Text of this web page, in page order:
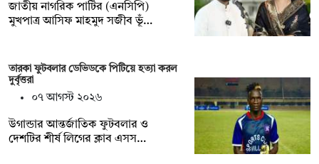
জাতীয় নাগরিক পার্টির (এনসিপি)
মুখপাত্র আসিফ মাহমুদ সজীব ভূঁ…
তারকা ফুটবলার ডেভিডকে পিটিয়ে হত্যা করল
দুর্বৃত্তরা
০৭ আগস্ট ২০২৬
উগান্ডার আন্তর্জাতিক ফুটবলার ও
দেশটির শীর্ষ লিগের ক্লাব এসস…